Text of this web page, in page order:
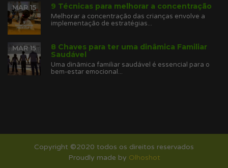
9 Técnicas para melhorar a concentração
MAR 15
Melhorar a concentração das crianças envolve a
implementação de estratégias...
8 Chaves para ter uma dinâmica Familiar
Saudável
MAR 15
Uma dinâmica familiar saudável é essencial para o
bem-estar emocional...
Copyright ©2020 todos os direitos reservados
Proudly made by Olhoshot